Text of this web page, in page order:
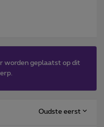
worden geplaatst op dit
Oudste eerst